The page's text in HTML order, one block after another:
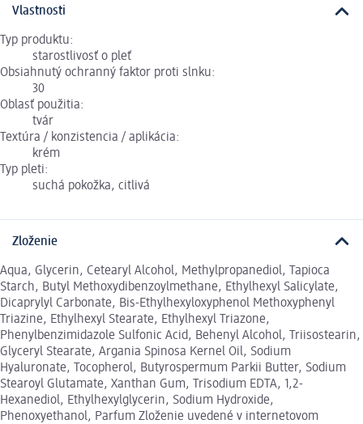
Vlastnosti
Typ produktu:
starostlivosť o pleť
Obsiahnutý ochranný faktor proti slnku:
30
Oblasť použitia:
tvár
Textúra / konzistencia / aplikácia:
krém
Typ pleti:
suchá pokožka, citlivá
Zloženie
Aqua, Glycerin, Cetearyl Alcohol, Methylpropanediol, Tapioca
Starch, Butyl Methoxydibenzoylmethane, Ethylhexyl Salicylate,
Dicaprylyl Carbonate, Bis-Ethylhexyloxyphenol Methoxyphenyl
Triazine, Ethylhexyl Stearate, Ethylhexyl Triazone,
Phenylbenzimidazole Sulfonic Acid, Behenyl Alcohol, Triisostearin,
Glyceryl Stearate, Argania Spinosa Kernel Oil, Sodium
Hyaluronate, Tocopherol, Butyrospermum Parkii Butter, Sodium
Stearoyl Glutamate, Xanthan Gum, Trisodium EDTA, 1,2-
Hexanediol, Ethylhexylglycerin, Sodium Hydroxide,
Phenoxyethanol, Parfum Zloženie uvedené v internetovom